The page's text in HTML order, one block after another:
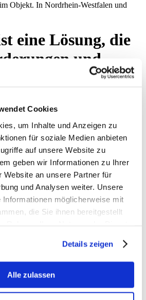
Cookies
um Inhalte und Anzeigen zu
für soziale Medien anbieten
auf unsere Website zu
geben wir Informationen zu Ihrer
Website an unsere Partner für
und Analysen weiter. Unsere
Informationen möglicherweise mit
die Sie ihnen bereitgestellt
Details zeigen
Alle zulassen
Objekt. In Nordrhein-Westfalen und
eine Lösung, die
und
übertrifft.
Nenne uns dein Projekt.
unterschiedlichen und auch komplexen
für den Erfolg der Duschwandpartner!
mit CERAMAX Hybridceramic
bei der Sanierung und dem
ganz schnell nach deiner